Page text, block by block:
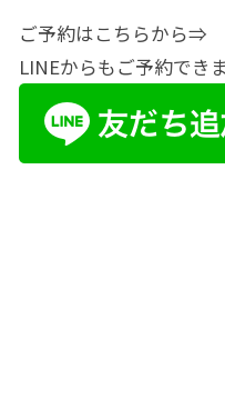
ご予約はこちらから⇒
LINEからもご予約で